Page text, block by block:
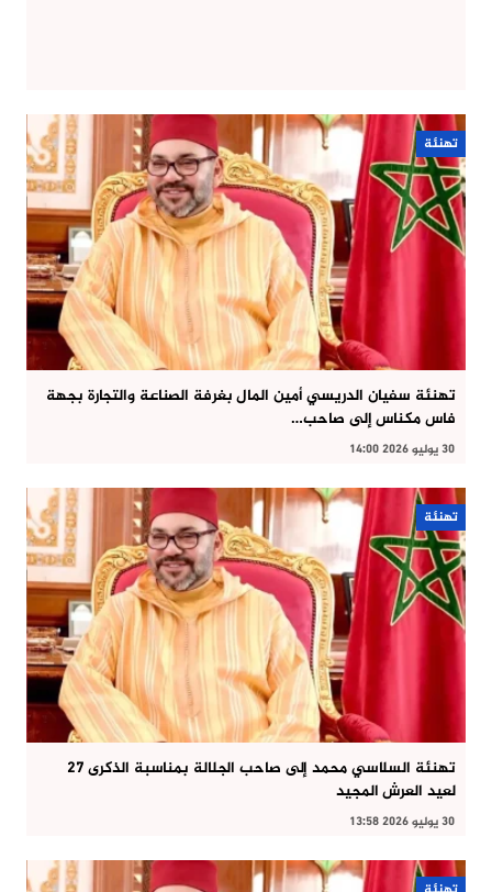
تهنئة
تهنئة سفيان الدريسي أمين المال بغرفة الصناعة والتجارة بجهة
فاس مكناس إلى صاحب…
30 يوليو 2026 14:00
تهنئة
تهنئة السلاسي محمد إلى صاحب الجلالة بمناسبة الذكرى 27
لعيد العرش المجيد
30 يوليو 2026 13:58